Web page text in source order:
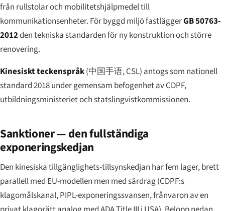
från rullstolar och mobilitetshjälpmedel till
kommunikationsenheter. För byggd miljö fastläggerGB 50763-
2012den tekniska standarden för ny konstruktion och större
renovering.
Kinesiskt teckenspråk(中国手语, CSL) antogs som nationell
standard 2018 under gemensam befogenhet av CDPF,
utbildningsministeriet och statslingvistkommissionen.
Sanktioner — den fullständiga
exponeringskedjan
Den kinesiska tillgänglighets-tillsynskedjan har fem lager, brett
parallell med EU-modellen men med särdrag (CDPF:s
klagomålskanal, PIPL-exponeringssvansen, frånvaron av en